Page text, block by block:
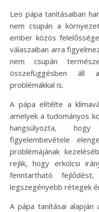
Leo pápa tanításaiban
nem csupán a
ember közös
válaszaiban arra
nem csupán
összefüggésben áll
problémákkal is.
A pápa elítélte a
amelyek a tudományos
hangsúlyozta,
figyelembevétele
problémájának
rejlik, hogy erkölcsi
fenntartható
legszegényebb rétegek
A pápa tanításai alapján